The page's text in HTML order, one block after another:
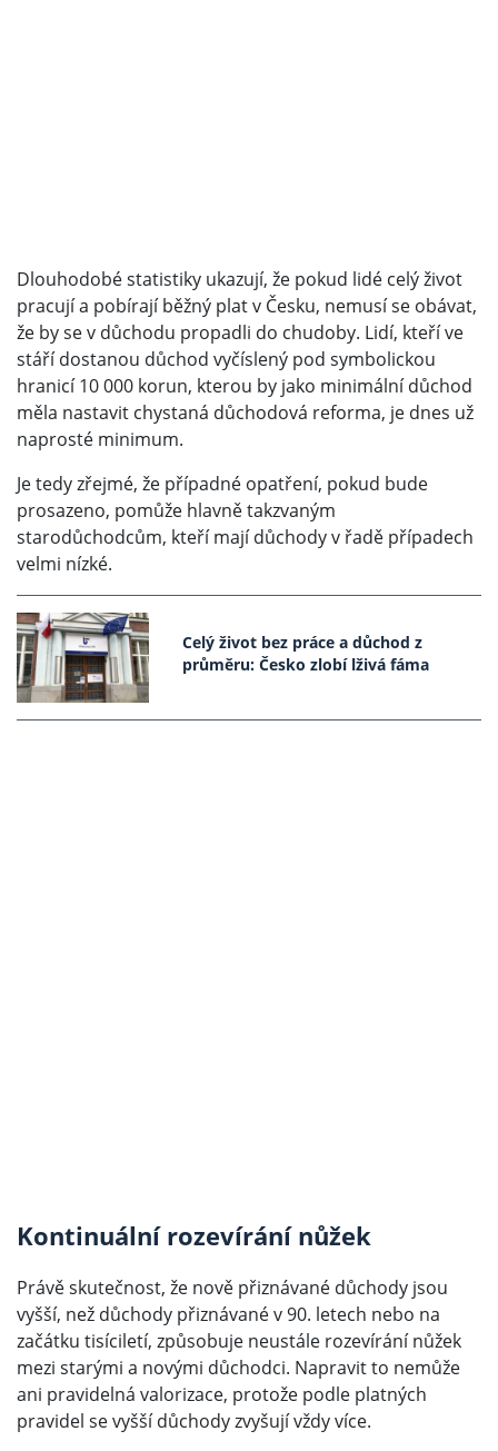
Dlouhodobé statistiky ukazují, že pokud lidé celý život
pracují a pobírají běžný plat v Česku, nemusí se obávat,
že by se v důchodu propadli do chudoby. Lidí, kteří ve
stáří dostanou důchod vyčíslený pod symbolickou
hranicí 10 000 korun, kterou by jako minimální důchod
měla nastavit chystaná důchodová reforma, je dnes už
naprosté minimum.
Je tedy zřejmé, že případné opatření, pokud bude
prosazeno, pomůže hlavně takzvaným
starodůchodcům, kteří mají důchody v řadě případech
velmi nízké.
Celý život bez práce a důchod z
průměru: Česko zlobí lživá fáma
Kontinuální rozevírání nůžek
Právě skutečnost, že nově přiznávané důchody jsou
vyšší, než důchody přiznávané v 90. letech nebo na
začátku tisíciletí, způsobuje neustále rozevírání nůžek
mezi starými a novými důchodci. Napravit to nemůže
ani pravidelná valorizace, protože podle platných
pravidel se vyšší důchody zvyšují vždy více.